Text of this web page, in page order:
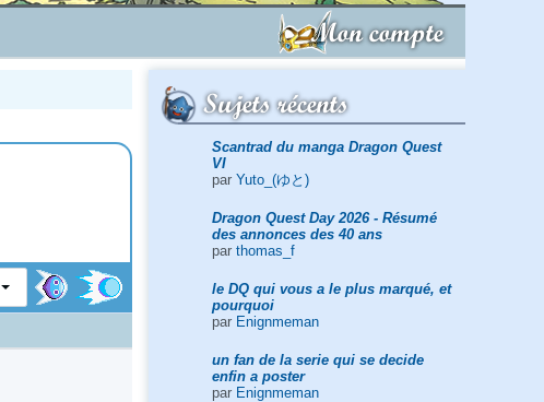
Mon compte
Sujets récents
Scantrad du manga Dragon Quest
VI
par Yuto_(ゆと)
Dragon Quest Day 2026 - Résumé
des annonces des 40 ans
par thomas_f
le DQ qui vous a le plus marqué, et
pourquoi
par Enignmeman
un fan de la serie qui se decide
enfin a poster
par Enignmeman